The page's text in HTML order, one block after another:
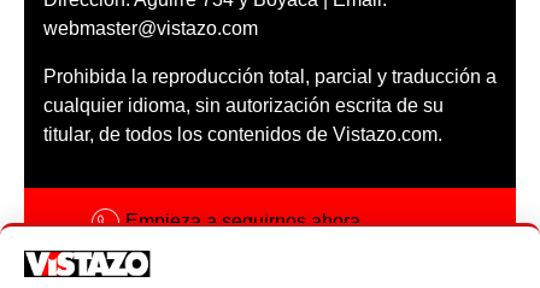
webmaster@vistazo.com
Prohibida la reproducción total, parcial y traducción a
cualquier idioma, sin autorización escrita de su
titular, de todos los contenidos de Vistazo.com.
Empieza a seguirnos ahora